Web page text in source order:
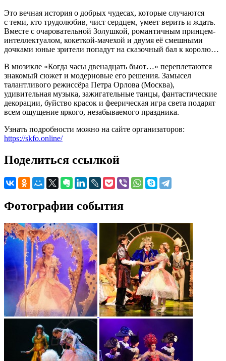
Это вечная история о добрых чудесах, которые случаются
с теми, кто трудолюбив, чист сердцем, умеет верить и ждать.
Вместе с очаровательной Золушкой, романтичным принцем-
интеллектуалом, кокеткой-мачехой и двумя её смешными
дочками юные зрители попадут на сказочный бал к королю…
В мюзикле «Когда часы двенадцать бьют…» переплетаются
знакомый сюжет и модерновые его решения. Замысел
талантливого режиссёра Петра Орлова (Москва),
удивительная музыка, зажигательные танцы, фантастические
декорации, буйство красок и феерическая игра света подарят
всем ощущение яркого, незабываемого праздника.
Узнать подробности можно на сайте организаторов:
https://skfo.online/
Поделиться ссылкой
Фотографии события